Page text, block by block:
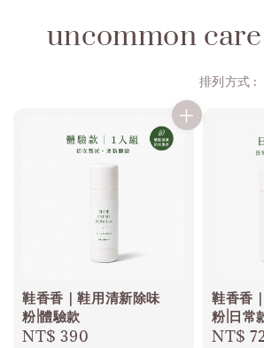
uncommon
排列方式 :
鞋香香｜鞋用清新除味
粉|體驗款
Regular
NT$ 390
鞋香香
粉|日常
NT$